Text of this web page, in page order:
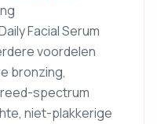
Facial Serum
voordelen
bronzing,
spectrum
niet-plakkerige